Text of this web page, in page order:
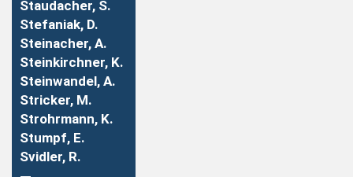
Staudacher, S.
Stefaniak, D.
Steinacher, A.
Steinkirchner, K.
Steinwandel, A.
Stricker, M.
Strohrmann, K.
Stumpf, E.
Svidler, R.